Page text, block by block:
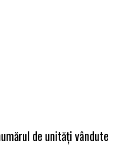
de unități vândute